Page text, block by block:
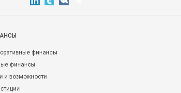
финансы
финансы
и возможности